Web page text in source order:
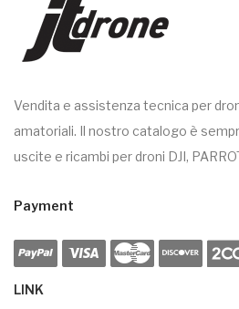
Vendita e assistenza tecnica per
amatoriali. Il nostro catalogo è
uscite e ricambi per droni DJI,
Payment
LINK